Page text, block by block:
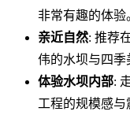
非常有趣的体验
亲近自然: 推荐
伟的水坝与四季
体验水坝内部:
工程的规模感与